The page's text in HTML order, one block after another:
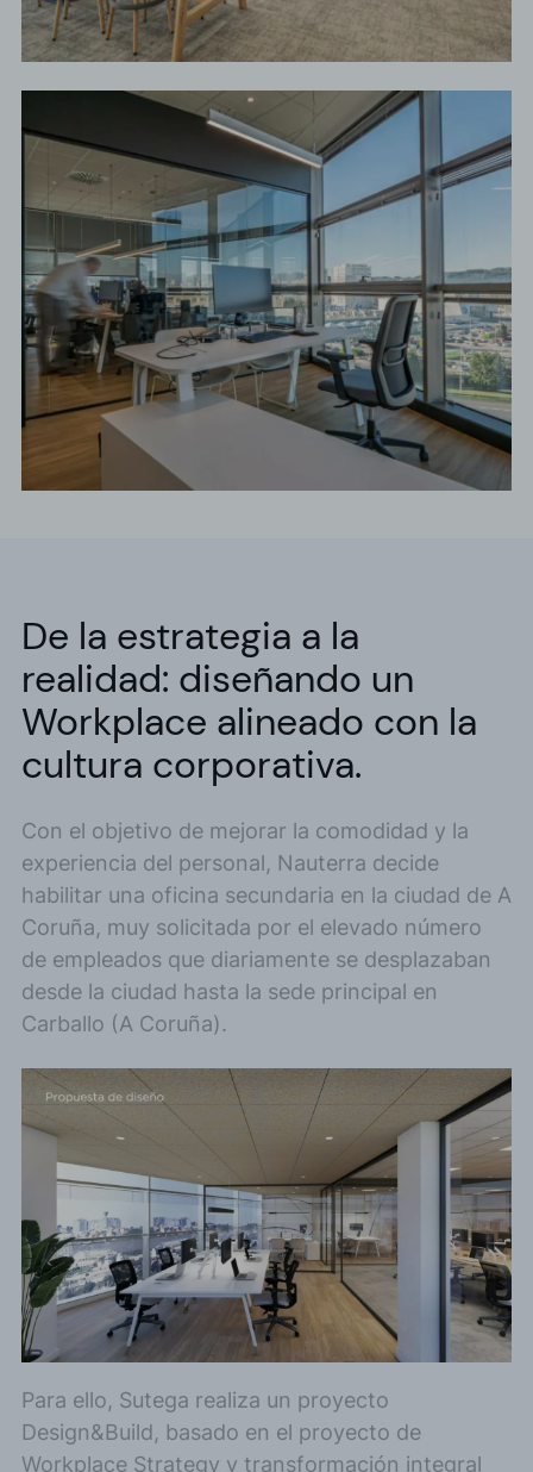
De la estrategia a la
realidad: diseñando un
Workplace alineado con la
cultura corporativa.
Con el objetivo de mejorar la comodidad y la
experiencia del personal, Nauterra decide
habilitar una oficina secundaria en la ciudad de A
Coruña, muy solicitada por el elevado número
de empleados que diariamente se desplazaban
desde la ciudad hasta la sede principal en
Carballo (A Coruña).
Para ello, Sutega realiza un proyecto
Design&Build, basado en el proyecto de
Workplace Strategy y transformación integral